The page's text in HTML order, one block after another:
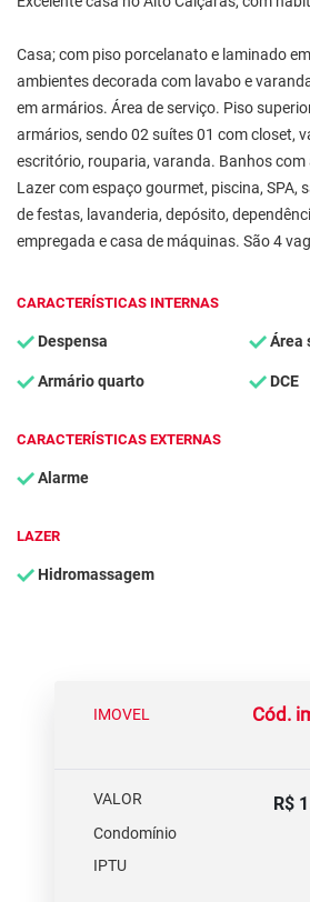
Casa; com piso porcelanato e laminado
ambientes decorada com lavabo e
em armários. Área de serviço. Piso
armários, sendo 02 suítes 01 com closet,
escritório, rouparia, varanda. Banhos com
Lazer com espaço gourmet, piscina, SPA,
de festas, lavanderia, depósito,
empregada e casa de máquinas. São 4
CARACTERÍSTICAS INTERNAS
Despensa Área
Armário quarto DCE
CARACTERÍSTICAS EXTERNAS
Alarme
LAZER
Hidromassagem
IMOVEL Cód.
VALOR R$
Condomínio
IPTU